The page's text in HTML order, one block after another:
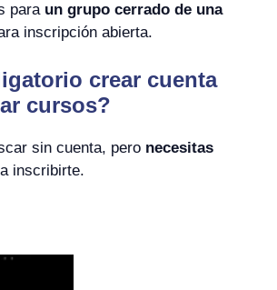
para un grupo cerrado de una
inscripción abierta.
crear cuenta
cursos?
sin cuenta, pero necesitas
inscribirte.